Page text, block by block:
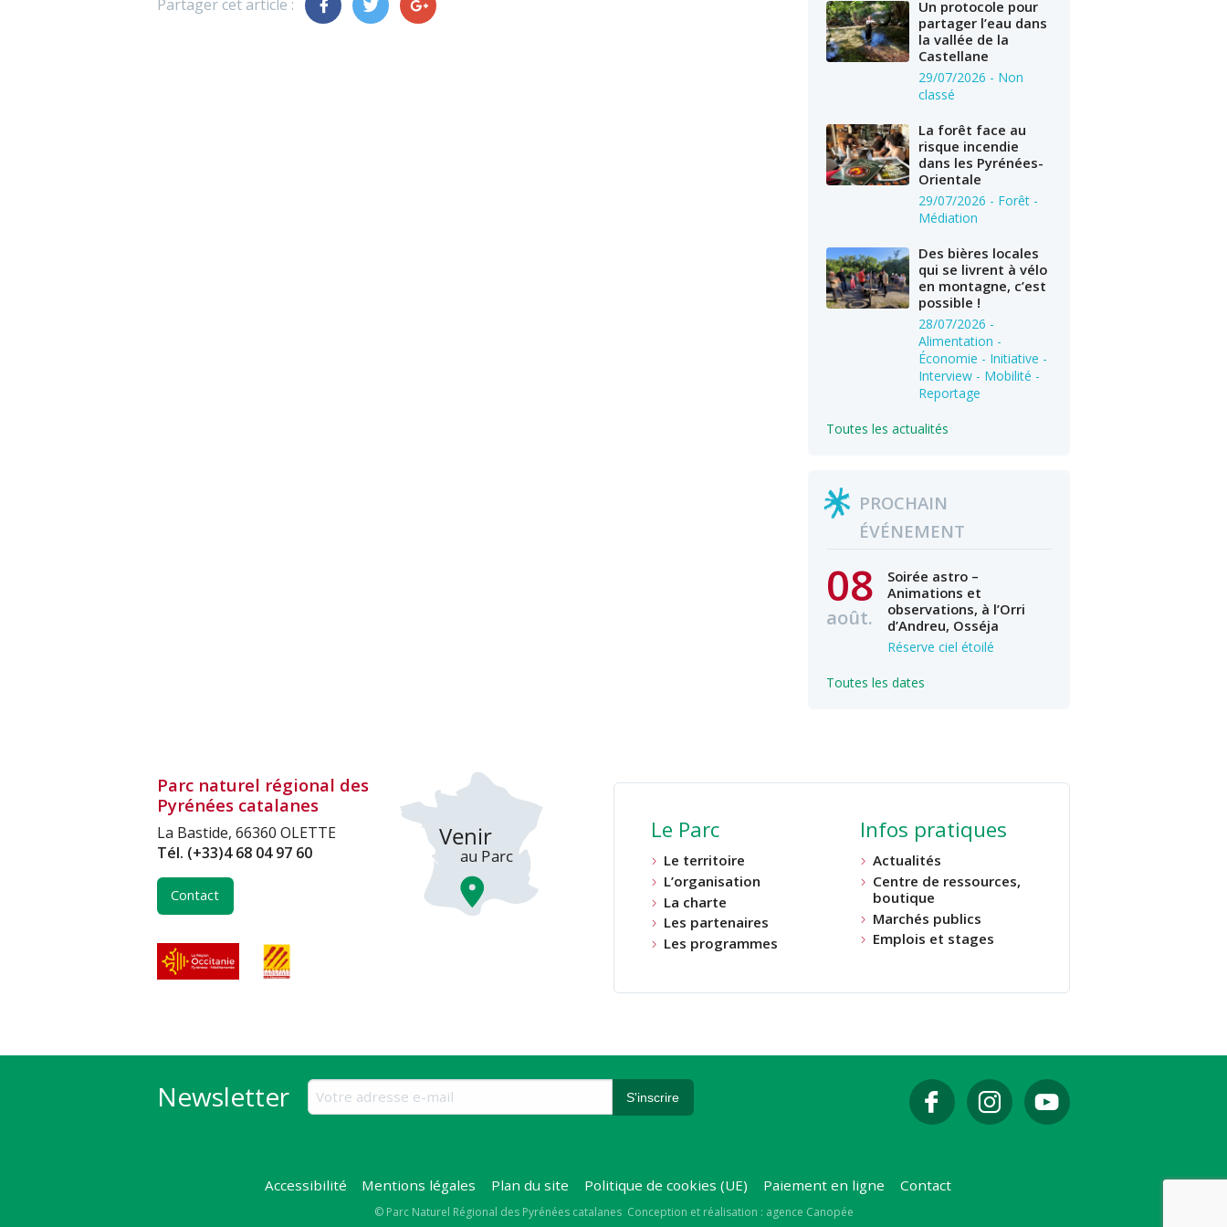
Partager cet article :
Un protocole pour
partager l’eau dans
la vallée de la
Castellane
29/07/2026 - Non
classé
La forêt face au
risque incendie
dans les Pyrénées-
Orientale
29/07/2026 - Forêt -
Médiation
Des bières locales
qui se livrent à vélo
en montagne, c’est
possible !
28/07/2026 -
Alimentation -
Économie - Initiative -
Interview - Mobilité -
Reportage
Toutes les actualités
PROCHAIN
ÉVÉNEMENT
08
août.
Soirée astro –
Animations et
observations, à l’Orri
d’Andreu, Osséja
Réserve ciel étoilé
Toutes les dates
Parc naturel régional des
Pyrénées catalanes
La Bastide, 66360 OLETTE
Tél. (+33)4 68 04 97 60
Contact
Le Parc
Le territoire
L’organisation
La charte
Les partenaires
Les programmes
Infos pratiques
Actualités
Centre de ressources,
boutique
Marchés publics
Emplois et stages
Newsletter
Accessibilité Mentions légales Plan du site Politique de cookies (UE) Paiement en ligne Contact
Copyright
© Parc Naturel Régional des Pyrénées catalanes Conception et réalisation : agence Canopée